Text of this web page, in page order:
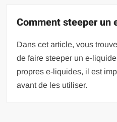
Comment steeper un
Dans cet article, vous
de faire steeper un e-
propres e-liquides, il est
avant de les utiliser.